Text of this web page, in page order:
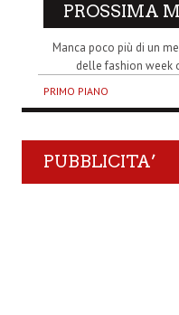
PROSSIMA
Manca poco più di un
delle fashion week
PRIMO PIANO
PUBBLICITA’